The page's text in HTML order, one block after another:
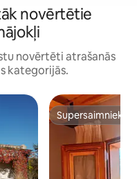
novērtētie
novērtēti atrašanās
kategorijās.
Supersaimnieks
Supersaimnieks